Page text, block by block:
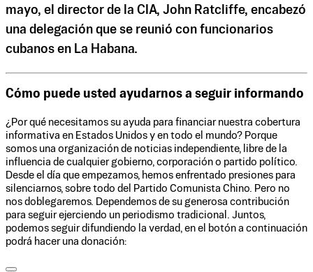
mayo, el director de la CIA, John Ratcliffe, encabezó
una delegación que se reunió con funcionarios
cubanos en La Habana.
Cómo puede usted ayudarnos a seguir informando
¿Por qué necesitamos su ayuda para financiar nuestra cobertura
informativa en Estados Unidos y en todo el mundo? Porque
somos una organización de noticias independiente, libre de la
influencia de cualquier gobierno, corporación o partido político.
Desde el día que empezamos, hemos enfrentado presiones para
silenciarnos, sobre todo del Partido Comunista Chino. Pero no
nos doblegaremos. Dependemos de su generosa contribución
para seguir ejerciendo un periodismo tradicional. Juntos,
podemos seguir difundiendo la verdad, en el botón a continuación
podrá hacer una donación: